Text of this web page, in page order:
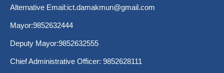
Alternative Email:ict.damakmun@gmail.com
Mayor:9852632444
Deputy Mayor:9852632555
Chief Administrative Officer: 9852628111